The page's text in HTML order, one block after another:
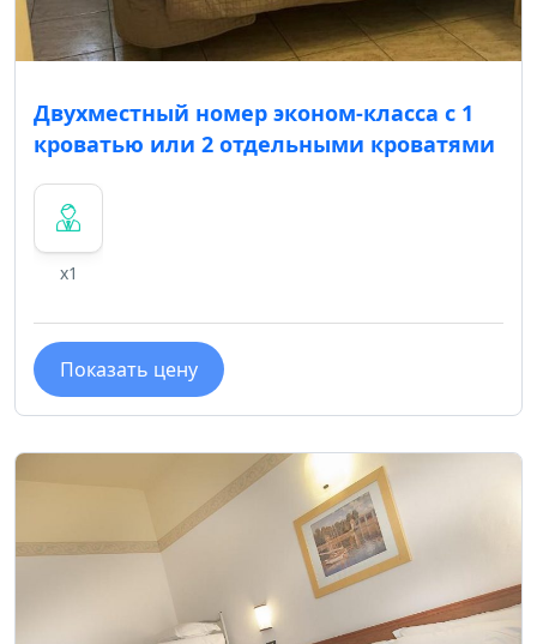
Двухместный номер эконом-класса с 1
кроватью или 2 отдельными кроватями
x1
Показать цену